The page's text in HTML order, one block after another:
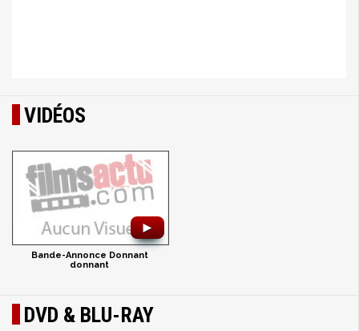
VIDÉOS
►
Bande-Annonce Donnant
donnant
DVD & BLU-RAY